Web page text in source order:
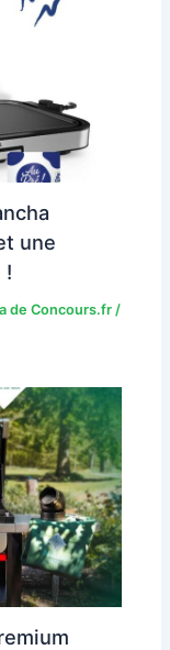
une
!
de Concours.fr/